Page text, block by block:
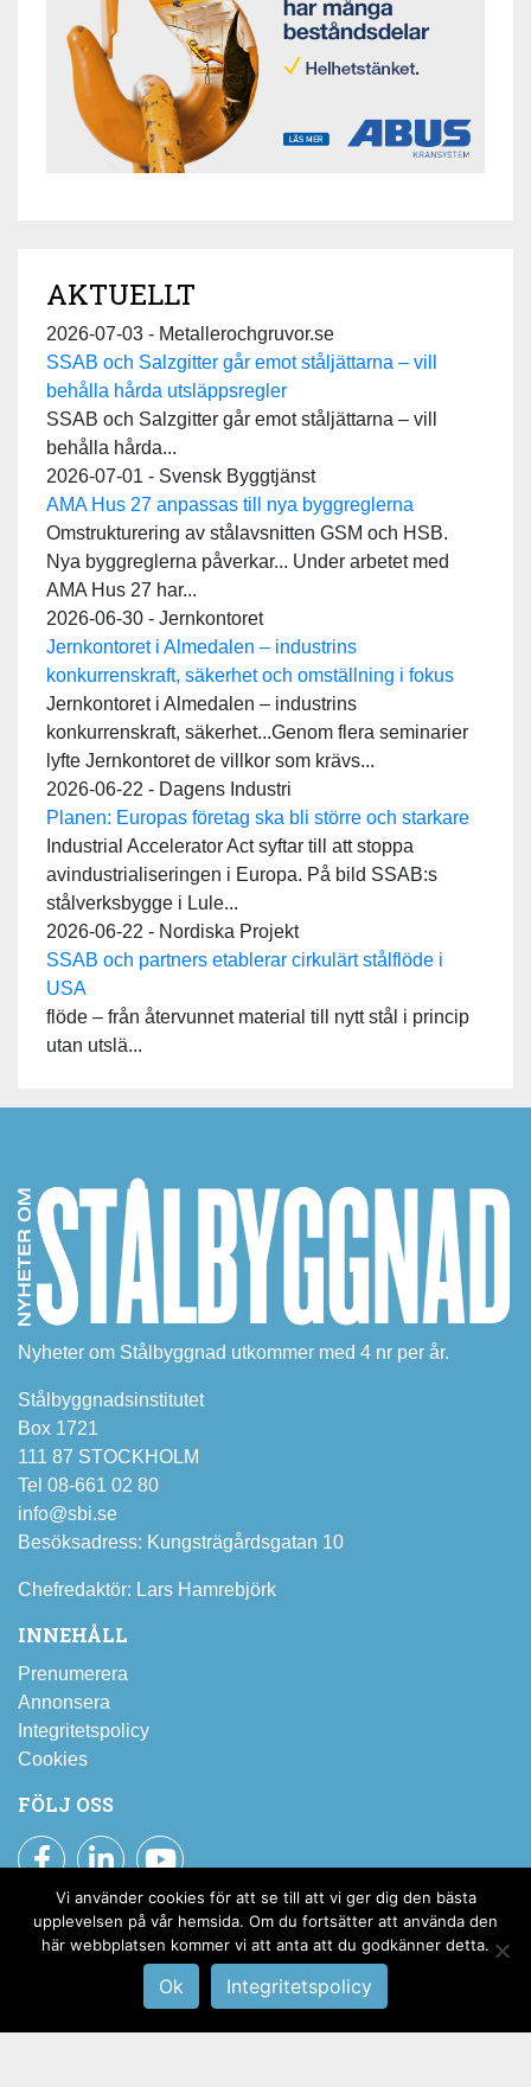
AKTUELLT
2026-07-03 - Metallerochgruvor.se
SSAB och Salzgitter går emot ståljättarna – vill
behålla hårda utsläppsregler
SSAB och Salzgitter går emot ståljättarna – vill
behålla hårda...
2026-07-01 - Svensk Byggtjänst
AMA Hus 27 anpassas till nya byggreglerna
Omstrukturering av stålavsnitten GSM och HSB.
Nya byggreglerna påverkar... Under arbetet med
AMA Hus 27 har...
2026-06-30 - Jernkontoret
Jernkontoret i Almedalen – industrins
konkurrenskraft, säkerhet och omställning i fokus
Jernkontoret i Almedalen – industrins
konkurrenskraft, säkerhet...Genom flera seminarier
lyfte Jernkontoret de villkor som krävs...
2026-06-22 - Dagens Industri
Planen: Europas företag ska bli större och starkare
Industrial Accelerator Act syftar till att stoppa
avindustrialiseringen i Europa. På bild SSAB:s
stålverksbygge i Lule...
2026-06-22 - Nordiska Projekt
SSAB och partners etablerar cirkulärt stålflöde i
USA
flöde – från återvunnet material till nytt stål i princip
utan utslä...
Nyheter om Stålbyggnad utkommer med 4 nr per år.
Stålbyggnadsinstitutet
Box 1721
111 87 STOCKHOLM
Tel 08-661 02 80
info@sbi.se
Besöksadress: Kungsträgårdsgatan 10
Chefredaktör: Lars Hamrebjörk
INNEHÅLL
Prenumerera
Annonsera
Integritetspolicy
Cookies
FÖLJ OSS
Facebook
LinkedInYouTube
Prenumerera på SBI:s nyhetsbrev
Till pressrummet
Vi använder cookies för att se till att vi ger dig den bästa
upplevelsen på vår hemsida. Om du fortsätter att använda den
här webbplatsen kommer vi att anta att du godkänner detta.
Ok Integritetspolicy